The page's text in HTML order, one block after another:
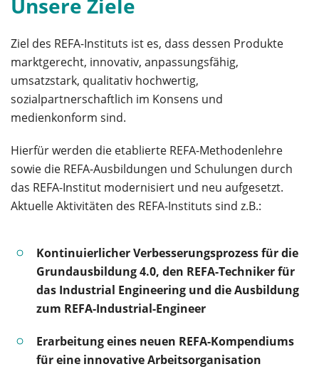
Unsere Ziele
Ziel des REFA-Instituts ist es, dass dessen Produkte
marktgerecht, innovativ, anpassungsfähig,
umsatzstark, qualitativ hochwertig,
sozialpartnerschaftlich im Konsens und
medienkonform sind.
Hierfür werden die etablierte REFA-Methodenlehre
sowie die REFA-Ausbildungen und Schulungen durch
das REFA-Institut modernisiert und neu aufgesetzt.
Aktuelle Aktivitäten des REFA-Instituts sind z.B.:
Kontinuierlicher Verbesserungsprozess für die
Grundausbildung 4.0, den REFA-Techniker für
das Industrial Engineering und die Ausbildung
zum REFA-Industrial-Engineer
Erarbeitung eines neuen REFA-Kompendiums
für eine innovative Arbeitsorganisation